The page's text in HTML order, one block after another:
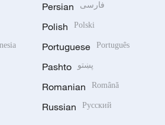
Persian فارسی
Polish Polski
Portuguese Português
Pashto پښتو
Romanian Română
Russian Русский